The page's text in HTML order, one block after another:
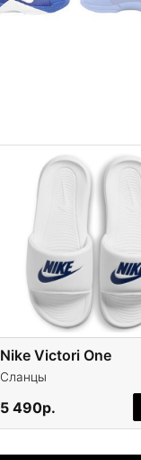
Nike Victori One
Сланцы
5 490р.